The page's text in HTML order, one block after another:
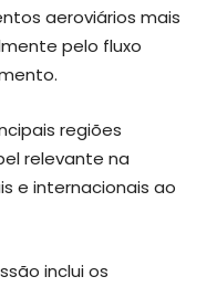
aeroviários mais
pelo fluxo
regiões
relevante na
e internacionais ao
inclui os